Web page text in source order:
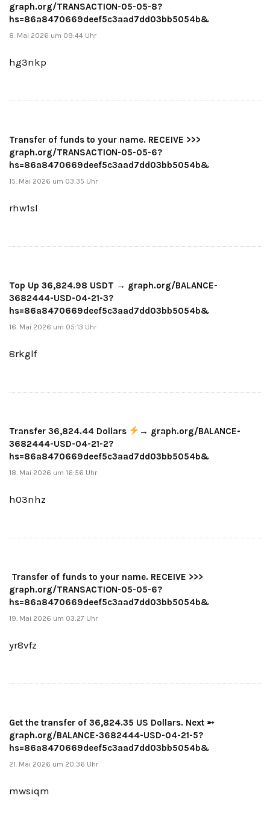
graph.org/TRANSACTION-05-05-8?
hs=86a8470669deef5c3aad7dd03bb5054b&
8. Mai 2026 um 09:44 Uhr
hg3nkp
Transfer of funds to your name. RECEIVE >>>
graph.org/TRANSACTION-05-05-6?
hs=86a8470669deef5c3aad7dd03bb5054b&
15. Mai 2026 um 03:35 Uhr
rhw1sl
Top Up 36,824.98 USDT → graph.org/BALANCE-
3682444-USD-04-21-3?
hs=86a8470669deef5c3aad7dd03bb5054b&
16. Mai 2026 um 05:13 Uhr
8rkglf
Transfer 36,824.44 Dollars
→ graph.org/BALANCE-
3682444-USD-04-21-2?
hs=86a8470669deef5c3aad7dd03bb5054b&
18. Mai 2026 um 16:56 Uhr
h03nhz
️ Transfer of funds to your name. RECEIVE >>>
graph.org/TRANSACTION-05-05-6?
hs=86a8470669deef5c3aad7dd03bb5054b&
19. Mai 2026 um 03:27 Uhr
yr8vfz
Get the transfer of 36,824.35 US Dollars. Next ➵
graph.org/BALANCE-3682444-USD-04-21-5?
hs=86a8470669deef5c3aad7dd03bb5054b&
21. Mai 2026 um 20:36 Uhr
mwsiqm